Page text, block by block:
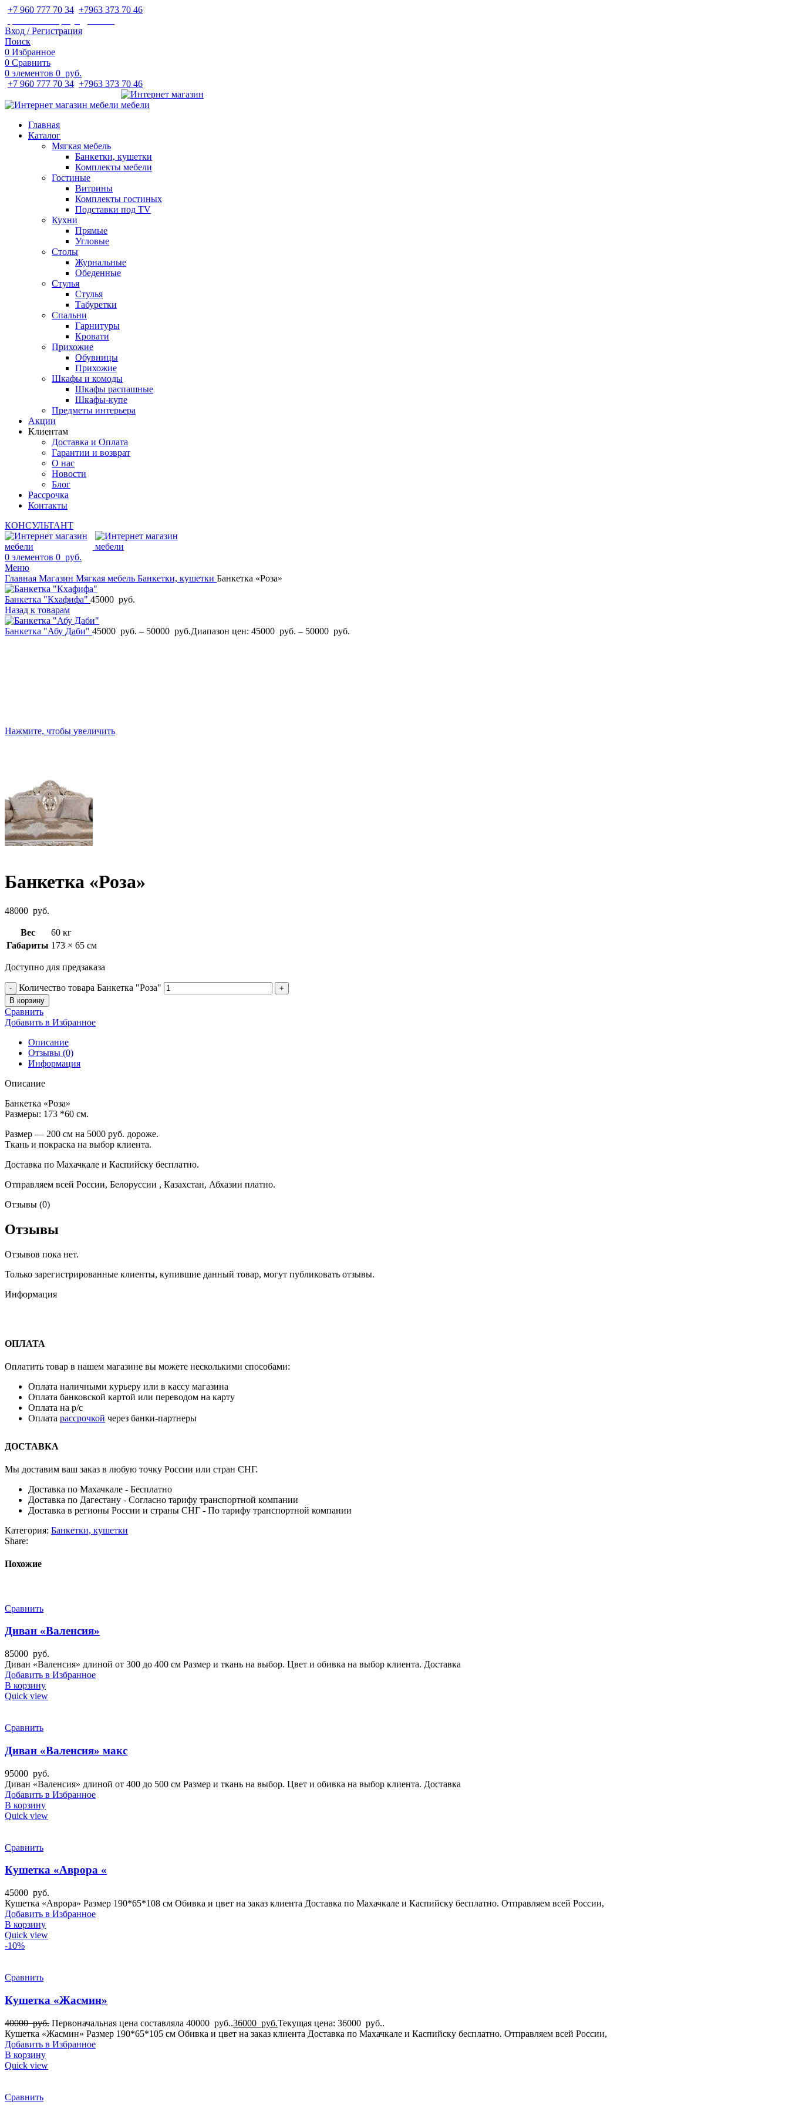
+7 960 777 70 34 +7963 373 70 46
Вход / Регистрация
Поиск
0 Избранное
0 Сравнить
0 элементов 0 руб.
+7 960 777 70 34 +7963 373 70 46
Главная
Каталог
Мягкая мебель
Банкетки, кушетки
Комплекты мебели
Гостиные
Витрины
Комплекты гостиных
Подставки под TV
Кухни
Прямые
Угловые
Столы
Журнальные
Обеденные
Стулья
Стулья
Табуретки
Спальни
Гарнитуры
Кровати
Прихожие
Обувницы
Прихожие
Шкафы и комоды
Шкафы распашные
Шкафы-купе
Предметы интерьера
Акции
Клиентам
Доставка и Оплата
Гарантии и возврат
О нас
Новости
Блог
Рассрочка
Контакты
КОНСУЛЬТАНТ
0 элементов 0 руб.
Меню
Главная Магазин Мягкая мебель Банкетки, кушетки Банкетка «Роза»
Банкетка "Кхафифа" 45000 руб.
Назад к товарам
Банкетка "Абу Даби" 45000 руб. – 50000 руб.Диапазон цен: 45000 руб. – 50000 руб.
Нажмите, чтобы увеличить
Банкетка «Роза»
48000 руб.
Вес
60 кг
Габариты 173 × 65 см
Доступно для предзаказа
Количество товара Банкетка "Роза"
В корзину
Сравнить
Добавить в Избранное
Описание
Отзывы (0)
Информация
Описание
Банкетка «Роза»
Размеры: 173 *60 см.
Размер — 200 см на 5000 руб. дороже.
Ткань и покраска на выбор клиента.
Доставка по Махачкале и Каспийску бесплатно.
Отправляем всей России, Белоруссии , Казахстан, Абхазии платно.
Отзывы (0)
Отзывы
Отзывов пока нет.
Только зарегистрированные клиенты, купившие данный товар, могут публиковать отзывы.
Информация
ОПЛАТА
Оплатить товар в нашем магазине вы можете несколькими способами:
Оплата наличными курьеру или в кассу магазина
Оплата банковской картой или переводом на карту
Оплата на р/с
Оплата рассрочкой через банки-партнеры
ДОСТАВКА
Мы доставим ваш заказ в любую точку России или стран СНГ.
Доставка по Махачкале - Бесплатно
Доставка по Дагестану - Согласно тарифу транспортной компании
Доставка в регионы России и страны СНГ - По тарифу транспортной компании
Категория: Банкетки, кушетки
Share:
Похожие
Сравнить
Диван «Валенсия»
85000 руб.
Диван «Валенсия» длиной от 300 до 400 см Размер и ткань на выбор. Цвет и обивка на выбор клиента. Доставка
Добавить в Избранное
В корзину
Quick view
Сравнить
Диван «Валенсия» макс
95000 руб.
Диван «Валенсия» длиной от 400 до 500 см Размер и ткань на выбор. Цвет и обивка на выбор клиента. Доставка
Добавить в Избранное
В корзину
Quick view
Сравнить
Кушетка «Аврора «
45000 руб.
Кушетка «Аврора» Размер 190*65*108 см Обивка и цвет на заказ клиента Доставка по Махачкале и Каспийску бесплатно. Отправляем всей России,
Добавить в Избранное
В корзину
Quick view
-10%
Сравнить
Кушетка «Жасмин»
40000руб. Первоначальная цена составляла 40000 руб..36000 руб.Текущая цена: 36000 руб..
Кушетка «Жасмин» Размер 190*65*105 см Обивка и цвет на заказ клиента Доставка по Махачкале и Каспийску бесплатно. Отправляем всей России,
Добавить в Избранное
В корзину
Quick view
Сравнить